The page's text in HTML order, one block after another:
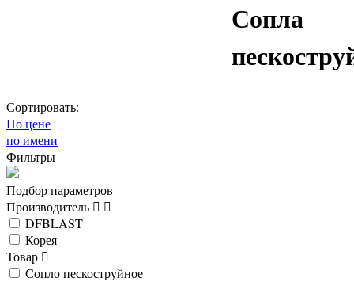
Сопла
Сортировать:
По цене
по имени
Фильтры
Подбор параметров
Производитель
DFBLAST
Корея
Товар
Сопло пескоструйное